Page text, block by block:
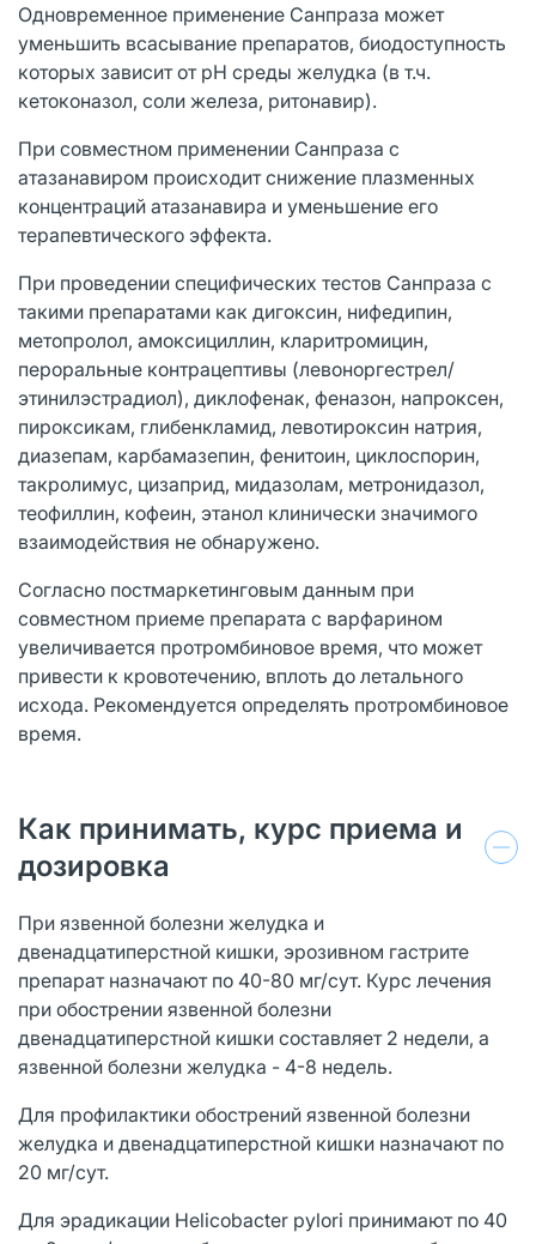
Одновременное применение Санпраза может
уменьшить всасывание препаратов, биодоступность
которых зависит от рН среды желудка (в т.ч.
кетоконазол, соли железа, ритонавир).
При совместном применении Санпраза с
атазанавиром происходит снижение плазменных
концентраций атазанавира и уменьшение его
терапевтического эффекта.
При проведении специфических тестов Санпраза с
такими препаратами как дигоксин, нифедипин,
метопролол, амоксициллин, кларитромицин,
пероральные контрацептивы (левоноргестрел/
этинилэстрадиол), диклофенак, феназон, напроксен,
пироксикам, глибенкламид, левотироксин натрия,
диазепам, карбамазепин, фенитоин, циклоспорин,
такролимус, цизаприд, мидазолам, метронидазол,
теофиллин, кофеин, этанол клинически значимого
взаимодействия не обнаружено.
Согласно постмаркетинговым данным при
совместном приеме препарата с варфарином
увеличивается протромбиновое время, что может
привести к кровотечению, вплоть до летального
исхода. Рекомендуется определять протромбиновое
время.
Как принимать, курс приема и
дозировка
При язвенной болезни желудка и
двенадцатиперстной кишки, эрозивном гастрите
препарат назначают по 40-80 мг/сут. Курс лечения
при обострении язвенной болезни
двенадцатиперстной кишки составляет 2 недели, а
язвенной болезни желудка - 4-8 недель.
Для профилактики обострений язвенной болезни
желудка и двенадцатиперстной кишки назначают по
20 мг/сут.
Для эрадикации Helicobacter pylori принимают по 40